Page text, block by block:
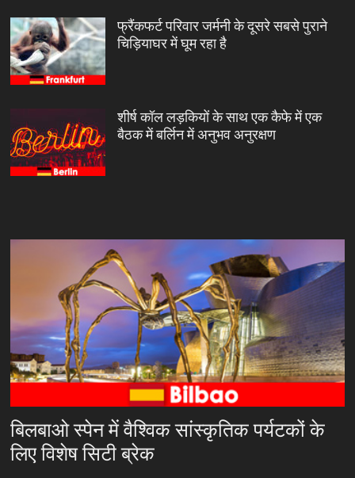
फ्रैंकफर्ट परिवार जर्मनी के दूसरे सबसे पुराने
चिड़ियाघर में घूम रहा है
शीर्ष कॉल लड़कियों के साथ एक कैफे में एक
बैठक में बर्लिन में अनुभव अनुरक्षण
बिलबाओ स्पेन में वैश्विक सांस्कृतिक पर्यटकों के
लिए विशेष सिटी ब्रेक